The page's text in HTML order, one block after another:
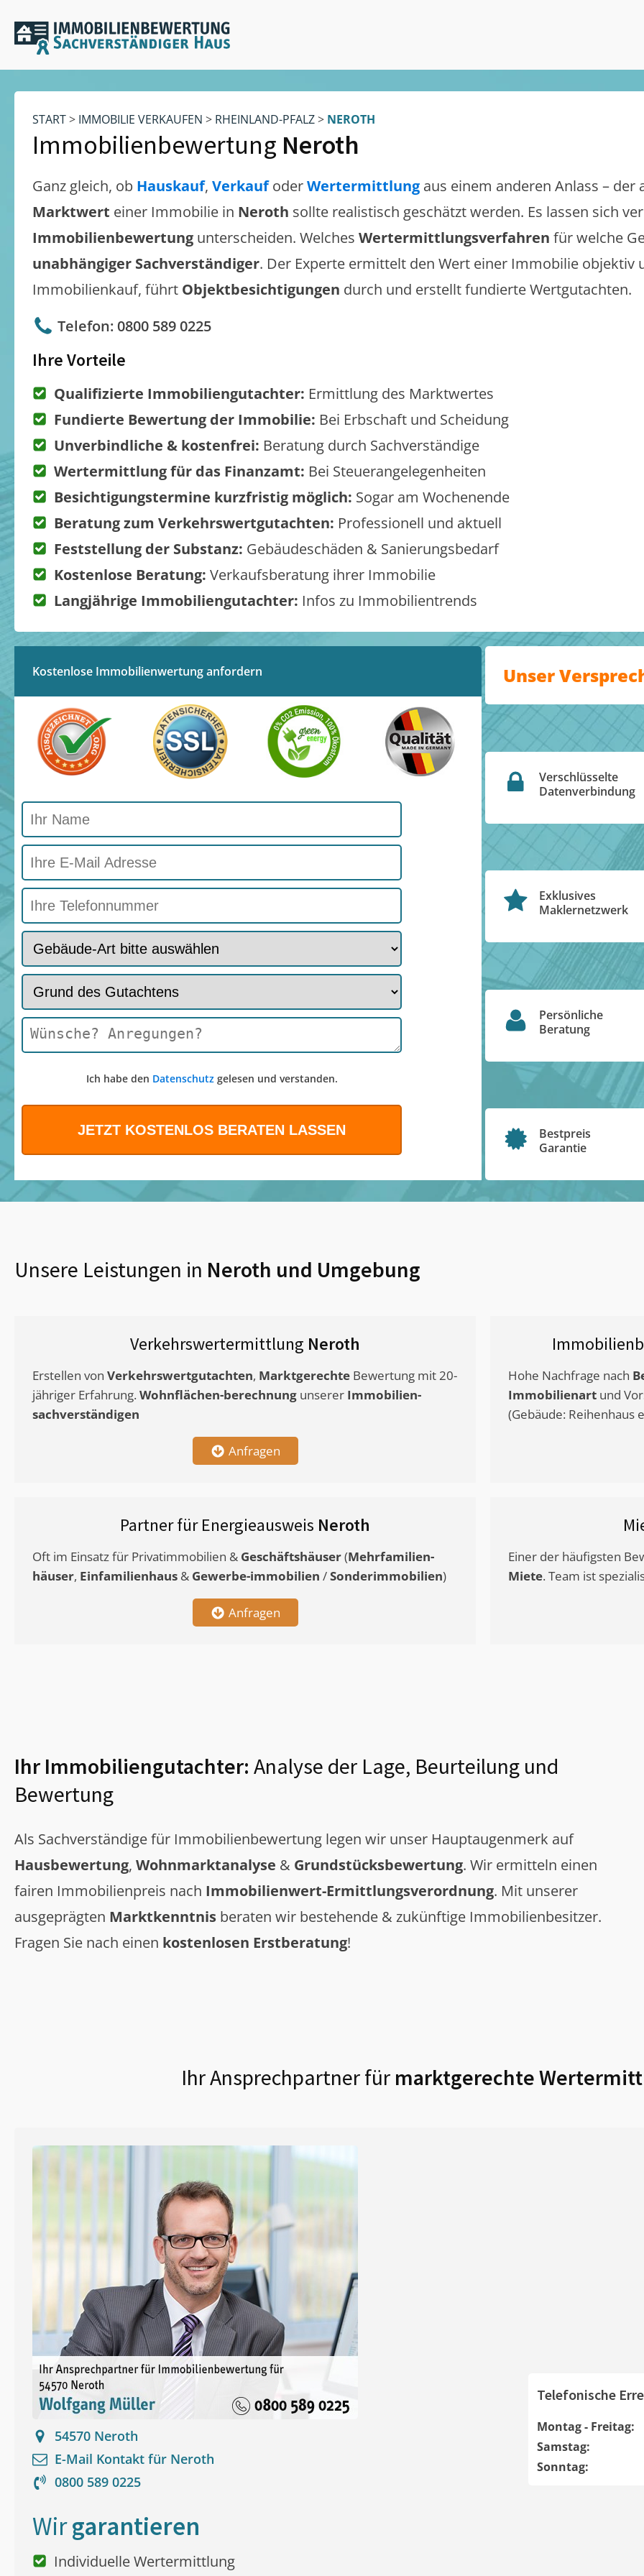
START> IMMOBILIE VERKAUFEN > RHEINLAND-PFALZ> NEROTH
Immobilienbewertung Neroth
Ganz gleich, ob Hauskauf, VerkaufoderWertermittlung aus einem anderen Anlass – der
Marktwert einer Immobilie in Neroth sollte realistisch geschätzt werden. Es lassen sich
Immobilienbewertung unterscheiden. Welches Wertermittlungsverfahren für welche
unabhängiger Sachverständiger. Der Experte ermittelt den Wert einer Immobilie objektiv
Immobilienkauf, führt Objektbesichtigungen durch und erstellt fundierte Wertgutachten.
Telefon: 0800 589 0225
Ihre Vorteile
Qualifizierte Immobiliengutachter: Ermittlung des Marktwertes
Fundierte Bewertung der Immobilie: Bei Erbschaft und Scheidung
Unverbindliche & kostenfrei: Beratung durch Sachverständige
Wertermittlung für das Finanzamt: Bei Steuerangelegenheiten
Besichtigungstermine kurzfristig möglich: Sogar am Wochenende
Beratung zum Verkehrswertgutachten: Professionell und aktuell
Feststellung der Substanz: Gebäudeschäden & Sanierungsbedarf
Kostenlose Beratung: Verkaufsberatung ihrer Immobilie
Langjährige Immobiliengutachter: Infos zu Immobilientrends
Kostenlose Immobilienwertung anfordern
Ich habe den Datenschutzgelesen und verstanden.
Unser
Verschlüsselte
Datenverbindung
Exklusives
Maklernetzwerk
Persönliche
Beratung
Bestpreis
Garantie
Unsere Leistungen in Neroth und Umgebung
Verkehrswertermittlung Neroth
Erstellen von Verkehrswertgutachten, Marktgerechte Bewertung mit 20-
jähriger Erfahrung. Wohnflächen-berechnung unserer Immobilien-
sachverständigen
Anfragen
Hohe Nachfrage nach
Immobilienart und
(Gebäude: Reihenhaus
Partner für Energieausweis Neroth
Oft im Einsatz für Privatimmobilien & Geschäftshäuser(Mehrfamilien-
häuser, Einfamilienhaus & Gewerbe-immobilien /Sonderimmobilien)
Anfragen
Einer der häufigsten
Miete. Team ist
Ihr Immobiliengutachter: Analyse der Lage, Beurteilung und
Bewertung
Als Sachverständige für Immobilienbewertung legen wir unser Hauptaugenmerk auf
Hausbewertung, Wohnmarktanalyse & Grundstücksbewertung. Wir ermitteln einen
fairen Immobilienpreis nach Immobilienwert-Ermittlungsverordnung. Mit unserer
ausgeprägten Marktkenntnis beraten wir bestehende & zukünftige Immobilienbesitzer.
Fragen Sie nach einen kostenlosen Erstberatung!
Ihr Ansprechpartner für marktgerechte
54570 Neroth
E-Mail Kontakt für Neroth
0800 589 0225
Telefonische
Montag - Freitag:
Samstag:
Sonntag:
Wirgarantieren
Individuelle Wertermittlung